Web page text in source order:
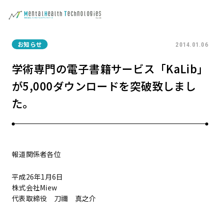
お知らせ 2014.01.06
学術専門の電子書籍サービス「KaLib」
が5,000ダウンロードを突破致しまし
た。
報道関係者各位
平成26年1月6日
株式会社Miew
代表取締役 刀禰 真之介